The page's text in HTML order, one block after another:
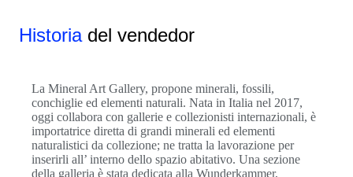
Historiadel vendedor
La Mineral Art Gallery, propone minerali, fossili,
conchiglie ed elementi naturali. Nata in Italia nel 2017,
oggi collabora con gallerie e collezionisti internazionali, è
importatrice diretta di grandi minerali ed elementi
naturalistici da collezione; ne tratta la lavorazione per
inserirli all’ interno dello spazio abitativo. Una sezione
della galleria è stata dedicata alla Wunderkammer,